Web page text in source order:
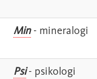
Min- mineralogi
Psi- psikologi